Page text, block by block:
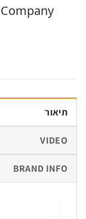
BRAND